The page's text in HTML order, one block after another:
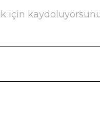
için